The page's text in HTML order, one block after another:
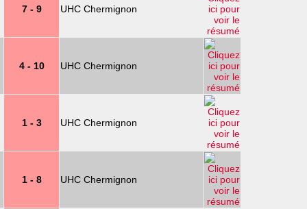
7 - 9 UHC Chermignon
4 - 10 UHC Chermignon
1 - 3 UHC Chermignon
1 - 8 UHC Chermignon